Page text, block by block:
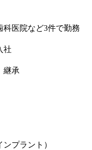
科医院など3件で勤務
社
継承
プラント）